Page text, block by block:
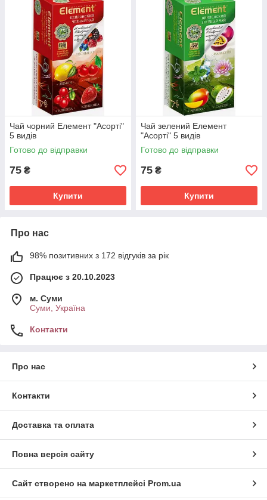
Чай чорний Елемент "Асорті"
5 видів
Готово до відправки
75 ₴
Купити
Чай зелений Елемент
"Асорті" 5 видів
Готово до відправки
75 ₴
Купити
Про нас
98% позитивних з 172 відгуків за рік
Працює з 20.10.2023
м. Суми
Суми, Україна
Контакти
Про нас
Контакти
Доставка та оплата
Повна версія сайту
Сайт створено на маркетплейсі Prom.ua